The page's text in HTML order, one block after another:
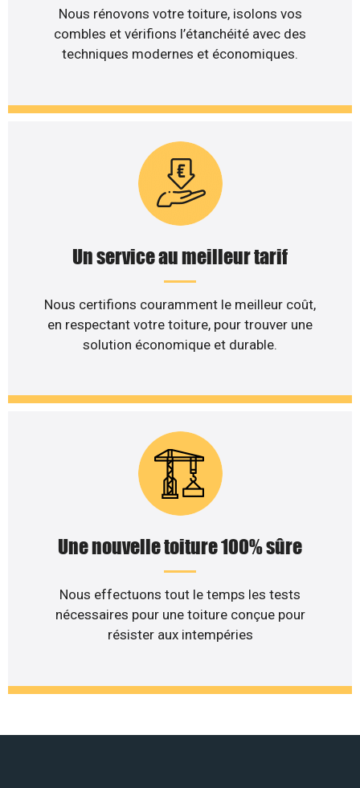
Nous rénovons votre toiture, isolons vos
combles et vérifions l’étanchéité avec des
techniques modernes et économiques.
Un service au meilleur tarif
Nous certifions couramment le meilleur coût,
en respectant votre toiture, pour trouver une
solution économique et durable.
Une nouvelle toiture 100% sûre
Nous effectuons tout le temps les tests
nécessaires pour une toiture conçue pour
résister aux intempéries